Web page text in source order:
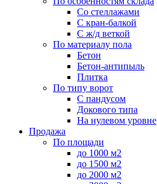
Со стеллажами
С кран-балкой
С ж/д веткой
По материалу пола
Бетон
Бетон-антипыль
Плитка
По типу ворот
С пандусом
Докового типа
На нулевом уровне
Продажа
По площади
до 1000 м2
до 1500 м2
до 2000 м2